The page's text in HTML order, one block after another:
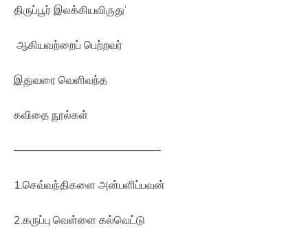
திருப்பூர் இலக்கியவிருது’
ஆகியவற்றைப் பெற்றவர்
இதுவரை வெளிவந்த
கவிதை நூல்கள்
—————————————-
1.செவ்வந்திகளை அன்பளிப்பவன்
2.கருப்பு வெள்ளை கல்வெட்டு